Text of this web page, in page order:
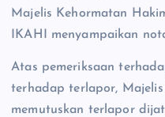
Majelis Kehormatan
IKAHI menyampaikan
Atas pemeriksaan
terhadap terlapor,
memutuskan terlapor